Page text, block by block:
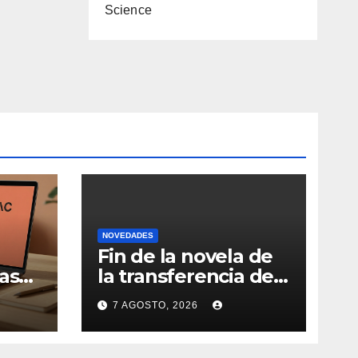
Science
NOVEDADES
Fin de la novela de
la transferencia de
Nicolás de la Cruz a
Peñarol: “La
operación no se
7 AGOSTO, 2026